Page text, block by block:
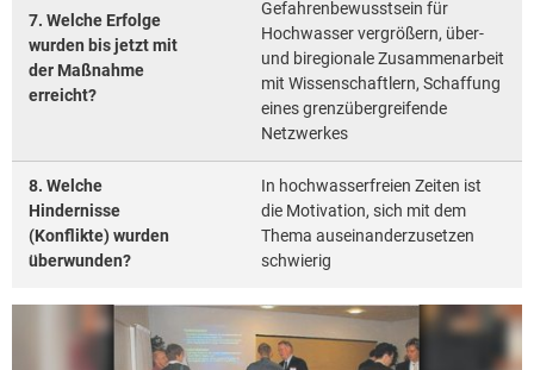
7. Welche Erfolge
wurden bis jetzt mit
der Maßnahme
erreicht?
Gefahrenbewusstsein für
Hochwasser vergrößern, über-
und biregionale Zusammenarbeit
mit Wissenschaftlern, Schaffung
eines grenzübergreifende
Netzwerkes
8. Welche
Hindernisse
(Konflikte) wurden
überwunden?
In hochwasserfreien Zeiten ist
die Motivation, sich mit dem
Thema auseinanderzusetzen
schwierig